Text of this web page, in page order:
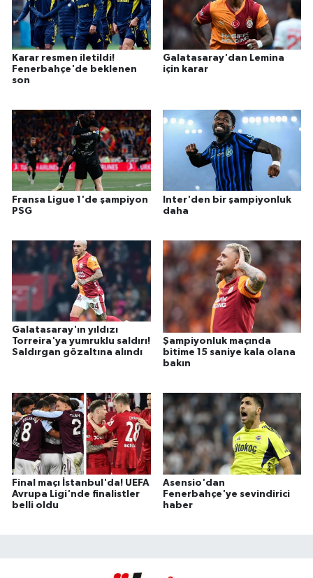
Karar resmen iletildi!
Fenerbahçe'de beklenen
son
Galatasaray'dan Lemina
için karar
Fransa Ligue 1'de şampiyon
PSG
Inter'den bir şampiyonluk
daha
Galatasaray'ın yıldızı
Torreira'ya yumruklu saldırı!
Saldırgan gözaltına alındı
Şampiyonluk maçında
bitime 15 saniye kala olana
bakın
Final maçı İstanbul'da! UEFA
Avrupa Ligi'nde finalistler
belli oldu
Asensio'dan
Fenerbahçe'ye sevindirici
haber